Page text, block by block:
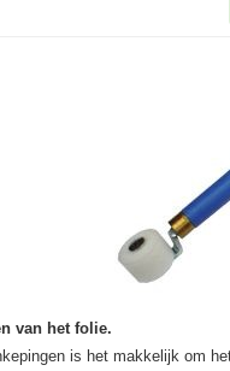
van het folie.
is het makkelijk om